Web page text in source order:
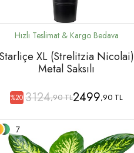
Starliçe XL (Strelitzia Nicolai)
Metal Saksılı
%20 3124,90 TL2499,90 TL
7